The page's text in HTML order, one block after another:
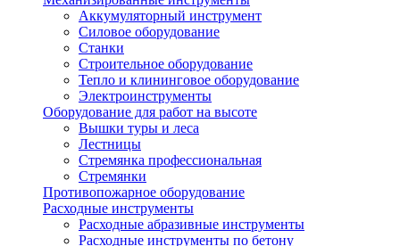
Аккумуляторный инструмент
Силовое оборудование
Станки
Строительное оборудование
Тепло и клининговое оборудование
Электроинструменты
Оборудование для работ на высоте
Вышки туры и леса
Лестницы
Стремянка профессиональная
Стремянки
Противопожарное оборудование
Расходные инструменты
Расходные абразивные инструменты
Расходные инструменты по бетону